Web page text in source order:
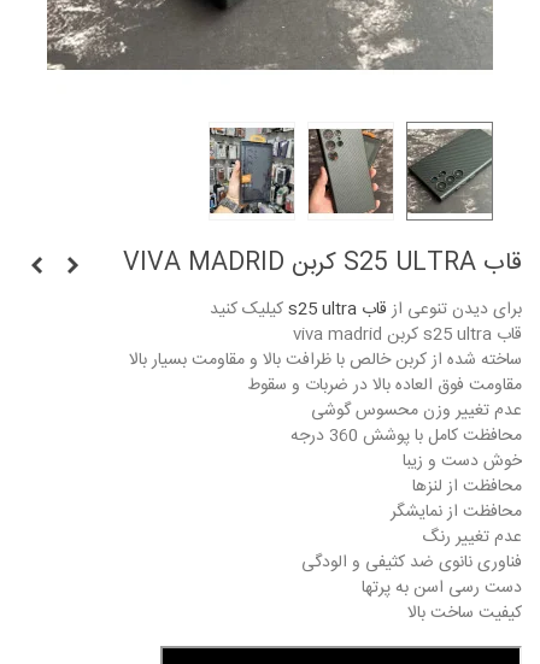
قاب S25 ULTRA کربن VIVA MADRID
برای دیدن تنوعی ازقاب s25 ultra
کیلیک کنید
قاب s25 ultra کربن viva madrid
ساخته شده از کربن خالص با ظرافت بالا و مقاومت بسیار بالا
مقاومت فوق العاده بالا در ضربات و سقوط
عدم تغییر وزن محسوس گوشی
محافظت کامل با پوشش 360 درجه
خوش دست و زیبا
محافظت از لنزها
محافظت از نمایشگر
عدم تغییر رنگ
فناوری نانوی ضد کثیفی و الودگی
دست رسی اسن به پرتها
کیفیت ساخت بالا